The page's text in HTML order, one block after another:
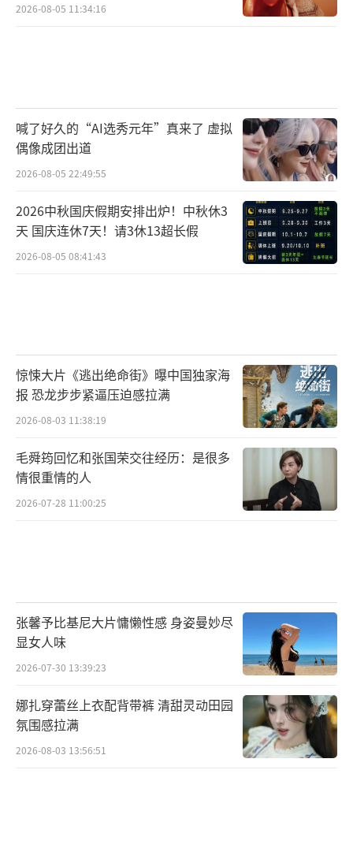
2026-08-05 11:34:16
喊了好久的“AI选秀元年”真来了 虚拟
偶像成团出道
2026-08-05 22:49:55
2026中秋国庆假期安排出炉！中秋休3
天 国庆连休7天！请3休13超长假
2026-08-05 08:41:43
惊悚大片《逃出绝命街》曝中国独家海
报 恐龙步步紧逼压迫感拉满
2026-08-03 11:38:19
毛舜筠回忆和张国荣交往经历：是很多
情很重情的人
2026-07-28 11:00:25
张馨予比基尼大片慵懒性感 身姿曼妙尽
显女人味
2026-07-30 13:39:23
娜扎穿蕾丝上衣配背带裤 清甜灵动田园
氛围感拉满
2026-08-03 13:56:51